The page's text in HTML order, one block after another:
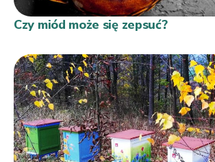
Czy miód może się zepsuć?